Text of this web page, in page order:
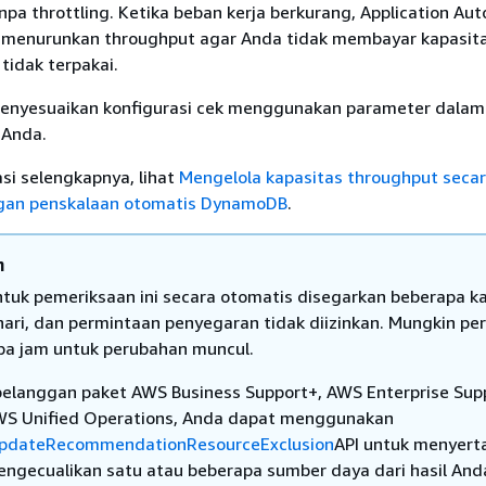
throttling. Ketika beban kerja berkurang, Application
throughput agar Anda tidak membayar
terpakai.
konfigurasi cek menggunakan parameter dalam
selengkapnya, lihat Mengelola kapasitas throughput
penskalaan otomatis DynamoDB.
pemeriksaan ini secara otomatis disegarkan beberapa
dan permintaan penyegaran tidak diizinkan. Mungkin
jam untuk perubahan muncul.
paket AWS Business Support+, AWS Enterprise
Unified Operations, Anda dapat menggunakan
API untuk
satu atau beberapa sumber daya dari hasil